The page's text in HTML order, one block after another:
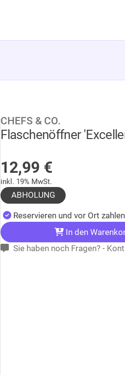
CHEFS & CO.
Flaschenöffner
12,99 €
inkl. 19% MwSt.
ABHOLUNG
Reservieren und vor Ort zahlen
In den
Sie haben noch Fragen? -